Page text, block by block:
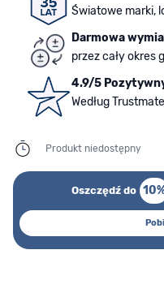
Światowe marki,
Darmowa
przez cały okres
4.9/5
Według Trustmate
Produkt niedostępny
Oszczędź do